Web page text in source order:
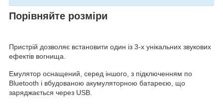
Емулятор оснащений, серед іншого, з підключенням по
Bluetooth і вбудованою акумуляторною батареєю, що
заряджається через USB.
Пристрій дозволяє встановити один із 3-х унікальних звукових
ефектів вогнища.
Порівняйте розміри